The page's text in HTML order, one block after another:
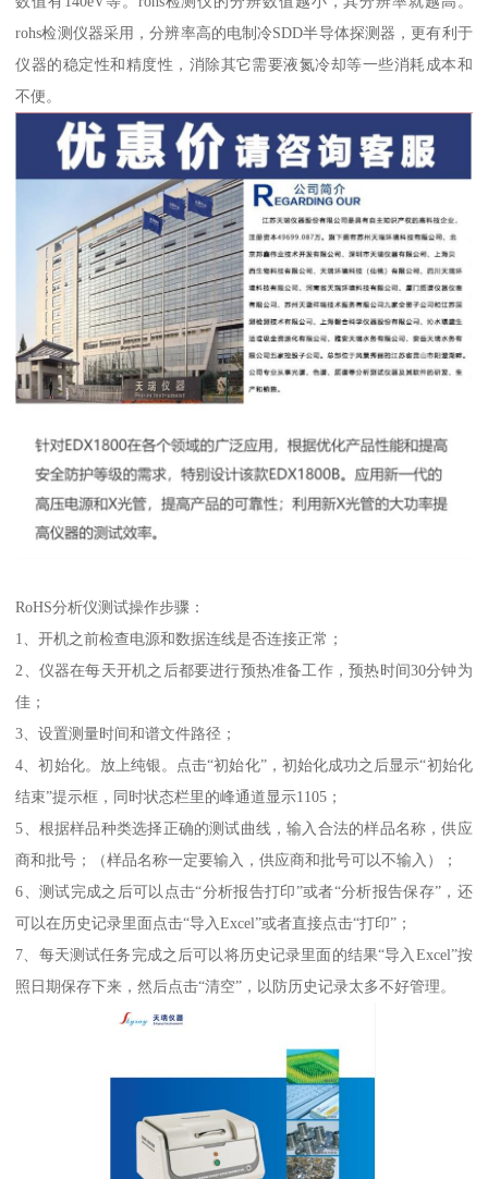
rohs检测仪器采用，分辨率高的电制冷SDD半导体探测器，更有利于
仪器的稳定性和精度性，消除其它需要液氮冷却等一些消耗成本和
不便。
RoHS分析仪测试操作步骤：
1、开机之前检查电源和数据连线是否连接正常；
2、仪器在每天开机之后都要进行预热准备工作，预热时间30分钟为
佳；
3、设置测量时间和谱文件路径；
4、初始化。放上纯银。点击“初始化”，初始化成功之后显示“初始化
结束”提示框，同时状态栏里的峰通道显示1105；
5、根据样品种类选择正确的测试曲线，输入合法的样品名称，供应
商和批号；（样品名称一定要输入，供应商和批号可以不输入）；
6、测试完成之后可以点击“分析报告打印”或者“分析报告保存”，还
可以在历史记录里面点击“导入Excel”或者直接点击“打印”；
7、每天测试任务完成之后可以将历史记录里面的结果“导入Excel”按
照日期保存下来，然后点击“清空”，以防历史记录太多不好管理。